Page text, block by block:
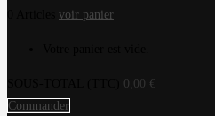
voir panier
0,00 €
Commander